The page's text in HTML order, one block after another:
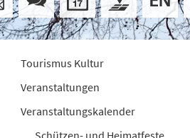
Tourismus Kultur
Veranstaltungen
Veranstaltungskalender
Schützen- und Heimatfeste